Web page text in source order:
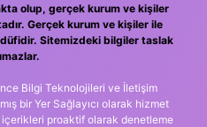
olup, gerçek kurum ve kişiler
Gerçek kurum ve kişiler ile
Sitemizdeki bilgiler taslak
Bilgi Teknolojileri ve İletişim
bir Yer Sağlayıcı olarak hizmet
proaktif olarak denetleme